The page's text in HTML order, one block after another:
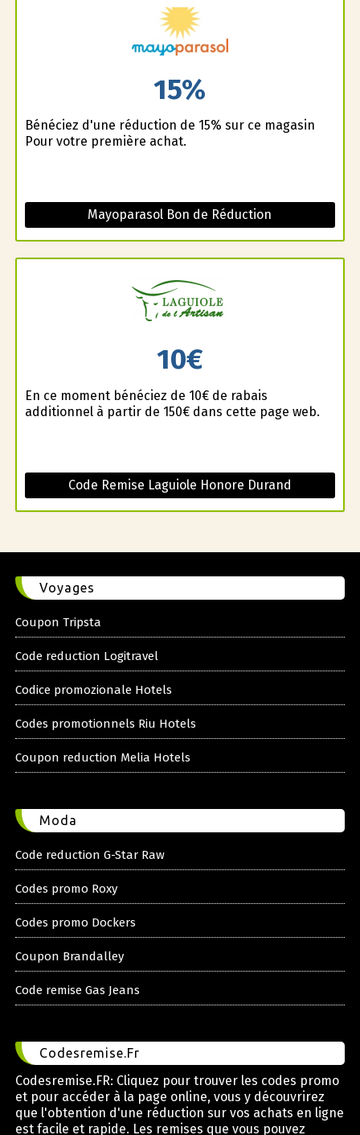
15%
Bénéficiez d'une réduction de 15% sur ce magasin
Pour votre première achat.
Mayoparasol Bon de Réduction
10€
En ce moment bénéficiez de 10€ de rabais
additionnel à partir de 150€ dans cette page web.
Code Remise Laguiole Honore Durand
Voyages
Coupon Tripsta
Code reduction Logitravel
Codice promozionale Hotels
Codes promotionnels Riu Hotels
Coupon reduction Melia Hotels
Moda
Code reduction G-Star Raw
Codes promo Roxy
Codes promo Dockers
Coupon Brandalley
Code remise Gas Jeans
Codesremise.Fr
Codesremise.FR: Cliquez pour trouver les codes promo
et pour accéder à la page online, vous y découvrirez
que l'obtention d'une réduction sur vos achats en ligne
est facile et rapide. Les remises que vous pouvez